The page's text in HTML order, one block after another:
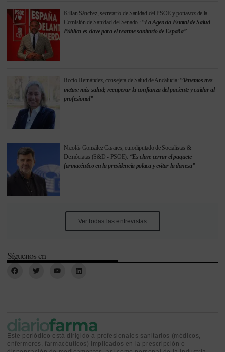
Kilian Sánchez, secretario de Sanidad del PSOE y portavoz de la
Comisión de Sanidad del Senado.: “La Agencia Estatal de Salud
Pública es clave para el rearme sanitario de España”
Rocío Hernández, consejera de Salud de Andalucía: “Tenemos tres
metas: más salud; recuperar la confianza del paciente y cuidar al
profesional”
Nicolás González Casares, eurodiputado de Socialistas &
Demócratas (S&D - PSOE): “Es clave cerrar el paquete
farmacéutico en la presidencia polaca y evitar la danesa”
Ver todas las entrevistas
Síguenos en
Este periódico está dirigido a profesionales sanitarios (médicos,
enfermeros, farmacéuticos) implicados en la prescripción o